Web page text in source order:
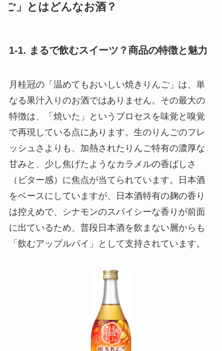
ご」とはどんなお酒？
1-1. まるで飲むスイーツ？商品の特徴と魅力
月桂冠の「温めてもおいしい焼きりんご」は、単
なる果汁入りのお酒ではありません。その最大の
特徴は、「焼いた」というプロセスを味覚と嗅覚
で再現している点にあります。生のりんごのフレ
ッシュさよりも、加熱されたりんご特有の濃厚な
甘みと、少し焦げたようなカラメルの香ばしさ
（ビター感）に焦点が当てられています。日本酒
をベースにしていますが、日本酒特有の麹の香り
は控えめで、シナモンのスパイシーな香りが前面
に出ているため、普段日本酒を飲まない層からも
「飲むアップルパイ」として支持されています。